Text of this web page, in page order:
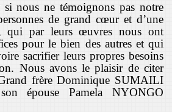
nous ne témoignons pas notre
de grand cœur et d’une
qui par leurs œuvres nous ont
pour le bien des autres et qui
sacrifier leurs propres besoins
Nous avons le plaisir de citer
frère Dominique SUMAILI
épouse Pamela NYONGO